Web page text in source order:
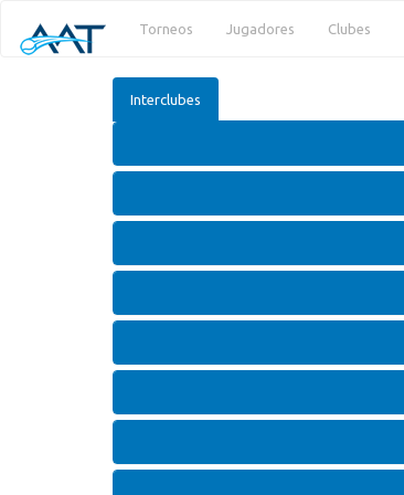
Torneos Jugadores Clubes
Interclubes